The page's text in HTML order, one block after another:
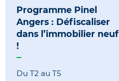
Programme Pinel
Angers : Défiscaliser
dans l’immobilier neuf
!
Du T2 au T5